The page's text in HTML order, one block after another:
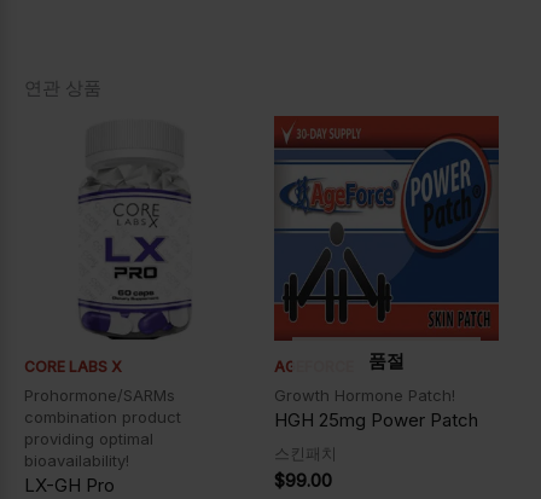
연관 상품
CORE LABS X
Prohormone/SARMs
combination product
providing optimal
bioavailability!
LX-GH Pro
AGEFORCE 품절
Growth Hormone Patch!
HGH 25mg Power Patch
스킨패치
$99.00